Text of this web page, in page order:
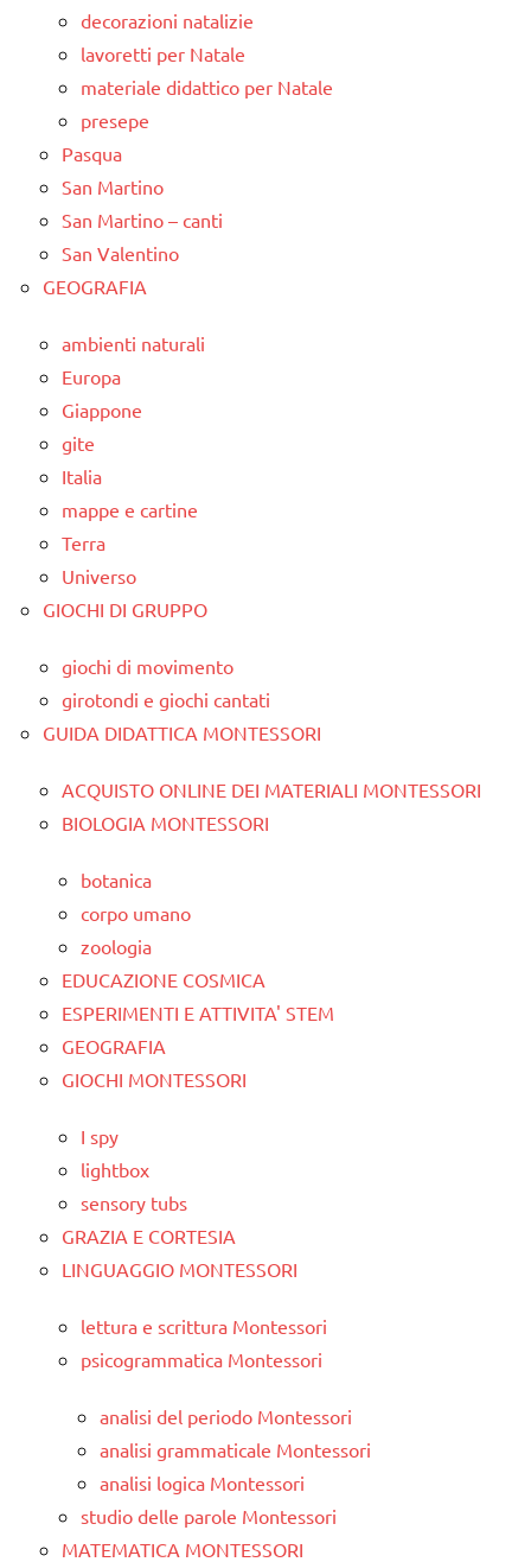
decorazioni natalizie
lavoretti per Natale
materiale didattico per Natale
presepe
Pasqua
San Martino
San Martino – canti
San Valentino
GEOGRAFIA
ambienti naturali
Europa
Giappone
gite
Italia
mappe e cartine
Terra
Universo
GIOCHI DI GRUPPO
giochi di movimento
girotondi e giochi cantati
GUIDA DIDATTICA MONTESSORI
ACQUISTO ONLINE DEI MATERIALI MONTESSORI
BIOLOGIA MONTESSORI
botanica
corpo umano
zoologia
EDUCAZIONE COSMICA
ESPERIMENTI E ATTIVITA' STEM
GEOGRAFIA
GIOCHI MONTESSORI
I spy
lightbox
sensory tubs
GRAZIA E CORTESIA
LINGUAGGIO MONTESSORI
lettura e scrittura Montessori
psicogrammatica Montessori
analisi del periodo Montessori
analisi grammaticale Montessori
analisi logica Montessori
studio delle parole Montessori
MATEMATICA MONTESSORI